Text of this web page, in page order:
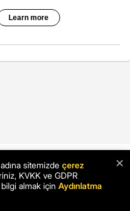
© Copyright 2026 Tüm Hakları Gizlidir.×
sitemizde çerez
KVKK ve GDPR
bilgi almak için Aydınlatma